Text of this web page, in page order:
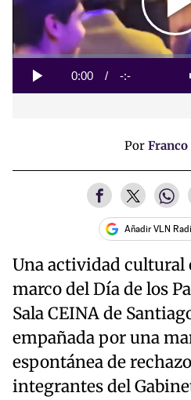
Play Current
0:00 / Duration
-:-
Loaded:
Por Franco
Añadir VLN
Una actividad cultural
marco del Día de los
Sala CEINA de
empañada por una
espontánea de
integrantes del